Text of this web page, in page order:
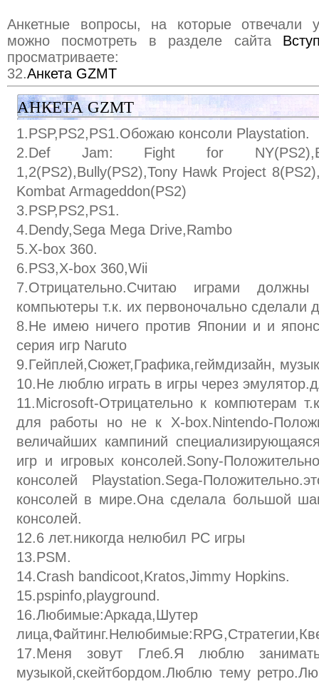
Анкетные вопросы, на которые отвечали
можно посмотреть в разделе сайта
просматриваете:
32.Анкета GZMT
АНКЕТА GZMT
1.PSP,PS2,PS1.Обожаю консоли Playstation.
2.Def Jam: Fight for
1,2(PS2),Bully(PS2),Tony Hawk Project
Kombat Armageddon(PS2)
3.PSP,PS2,PS1.
4.Dendy,Sega Mega Drive,Rambo
5.X-box 360.
6.PS3,X-box 360,Wii
7.Отрицательно.Считаю играми
компьютеры т.к. их первоночально сделали
8.Не имею ничего против Японии и и
серия игр Naruto
9.Гейплей,Сюжет,Графика,геймдизайн,
10.Не люблю играть в игры через
11.Microsoft-Отрицательно к компютерам
для работы но не к X-box.Nintendo-
величайших кампиний
игр и игровых консолей.Sony-
консолей Playstation.Sega-
консолей в мире.Она сделала большой
консолей.
12.6 лет.никогда нелюбил PC игры
13.PSM.
14.Crash bandicoot,Kratos,Jimmy Hopkins.
15.pspinfo,playground.
17.Меня зовут Глеб.Я люблю
музыкой,скейтбордом.Люблю тему